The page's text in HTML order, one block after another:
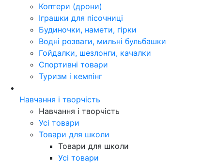
Коптери (дрони)
Іграшки для пісочниці
Будиночки, намети, гірки
Водні розваги, мильні бульбашки
Гойдалки, шезлонги, качалки
Спортивні товари
Туризм і кемпінг
Навчання і творчість
Навчання і творчість
Усі товари
Товари для школи
Товари для школи
Усі товари